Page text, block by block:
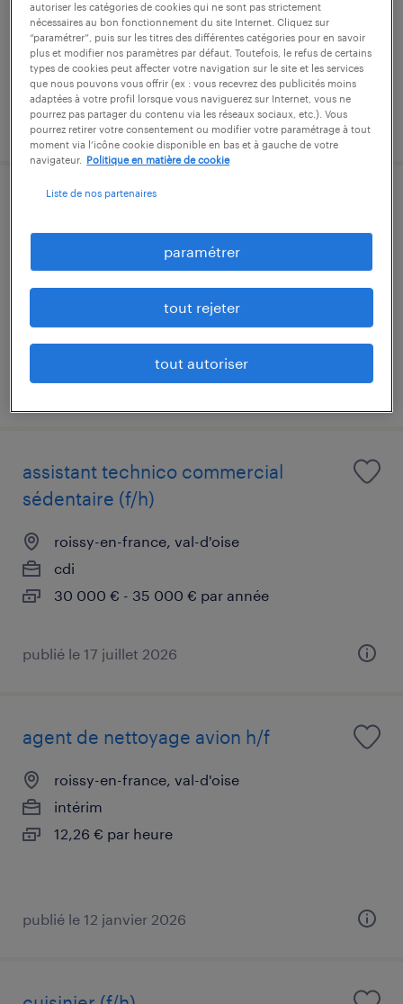
intérim
24 000 € - 25 000 € par année
publié le 16 juillet 2026
conseiller téléphonique technique
(f/h)
roissy-en-france, val-d'oise
26 000 € - 29 900 € par année
publié le 13 janvier 2026
assistant technico commercial
sédentaire (f/h)
roissy-en-france, val-d'oise
cdi
30 000 € - 35 000 € par année
publié le 17 juillet 2026
agent de nettoyage avion h/f
roissy-en-france, val-d'oise
intérim
12,26 € par heure
publié le 12 janvier 2026
autoriser les catégories de cookies qui ne sont pas strictement
nécessaires au bon fonctionnement du site Internet. Cliquez sur
“paramétrer”, puis sur les titres des différentes catégories pour en savoir
plus et modifier nos paramètres par défaut. Toutefois, le refus de certains
types de cookies peut affecter votre navigation sur le site et les services
que nous pouvons vous offrir (ex : vous recevrez des publicités moins
adaptées à votre profil lorsque vous naviguerez sur Internet, vous ne
pourrez pas partager du contenu via les réseaux sociaux, etc.). Vous
pourrez retirer votre consentement ou modifier votre paramétrage à tout
moment via l’icône cookie disponible en bas et à gauche de votre
navigateur.
Politique en matière de cookie
Liste de nos partenaires
paramétrer
tout rejeter
tout autoriser